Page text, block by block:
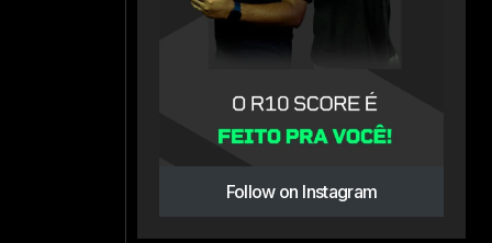
Follow on Instagram